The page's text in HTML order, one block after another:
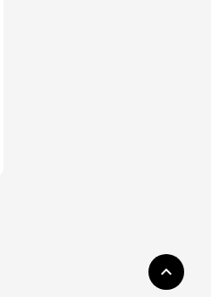
